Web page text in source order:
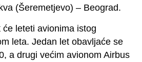
(Šeremetjevo) – Beograd.
leteti avionima istog
leta. Jedan let obavljaće se
a drugi većim avionom Airbus